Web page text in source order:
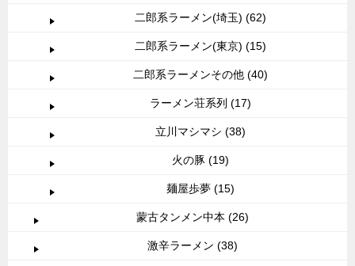
二郎系ラーメン(埼玉) (62)
二郎系ラーメン(東京) (15)
二郎系ラーメンその他 (40)
ラーメン荘系列 (17)
立川マシマシ (38)
火の豚 (19)
麺屋歩夢 (15)
蒙古タンメン中本 (26)
激辛ラーメン (38)